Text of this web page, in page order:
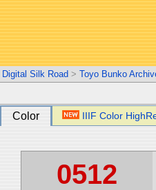
Digital Silk Road > Toyo Bunko
Color IIIF Color
0512